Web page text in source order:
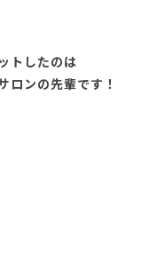
トしたのは
ロンの先輩です！